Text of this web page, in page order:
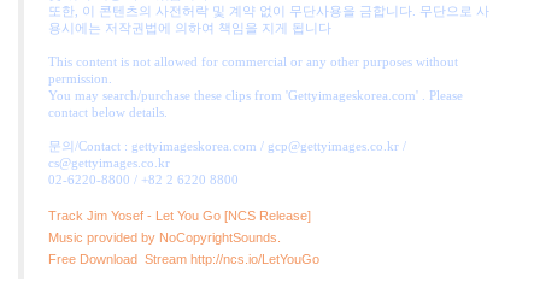
또한, 이 콘텐츠의 사전허락 및 계약 없이 무단사용을 금합니다. 무단으로 사
용시에는 저작권법에 의하여 책임을 지게 됩니다
This content is not allowed for commercial or any other purposes without
permission.
You may search/purchase these clips from 'Gettyimageskorea.com' . Please
contact below details.
문의/Contact : gettyimageskorea.com / gcp@gettyimages.co.kr /
cs@gettyimages.co.kr
02-6220-8800 / +82 2 6220 8800
Track Jim Yosef - Let You Go [NCS Release]
Music provided by NoCopyrightSounds.
Free Download Stream http://ncs.io/LetYouGo